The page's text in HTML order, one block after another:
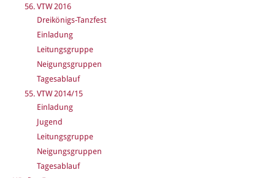
56. VTW 2016
Dreikönigs-Tanzfest
Einladung
Leitungsgruppe
Neigungsgruppen
Tagesablauf
55. VTW 2014/15
Einladung
Jugend
Leitungsgruppe
Neigungsgruppen
Tagesablauf